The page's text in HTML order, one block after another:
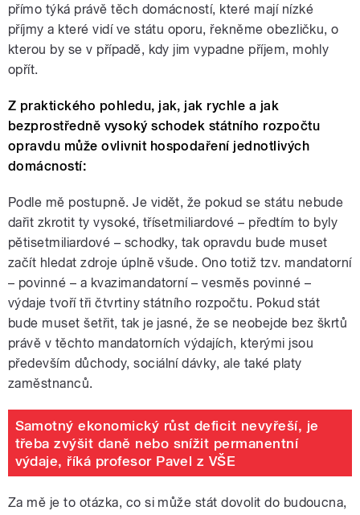
přímo týká právě těch domácností, které mají nízké
příjmy a které vidí ve státu oporu, řekněme obezličku, o
kterou by se v případě, kdy jim vypadne příjem, mohly
opřít.
Z praktického pohledu, jak, jak rychle a jak
bezprostředně vysoký schodek státního rozpočtu
opravdu může ovlivnit hospodaření jednotlivých
domácností:
Podle mě postupně. Je vidět, že pokud se státu nebude
dařit zkrotit ty vysoké, třísetmiliardové – předtím to byly
pětisetmiliardové – schodky, tak opravdu bude muset
začít hledat zdroje úplně všude. Ono totiž tzv. mandatorní
– povinné – a kvazimandatorní – vesměs povinné –
výdaje tvoří tři čtvrtiny státního rozpočtu. Pokud stát
bude muset šetřit, tak je jasné, že se neobejde bez škrtů
právě v těchto mandatorních výdajích, kterými jsou
především důchody, sociální dávky, ale také platy
zaměstnanců.
Samotný ekonomický růst deficit nevyřeší, je
třeba zvýšit daně nebo snížit permanentní
výdaje, říká profesor Pavel z VŠE
Za mě je to otázka, co si může stát dovolit do budoucna,